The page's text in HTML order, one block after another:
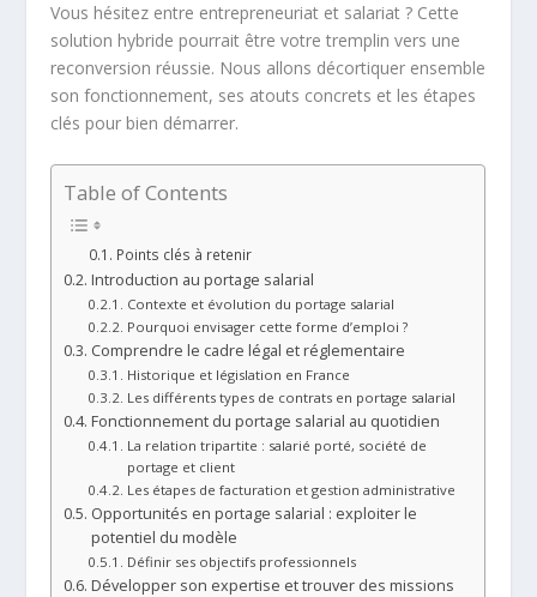
Vous hésitez entre entrepreneuriat et salariat ? Cette
solution hybride pourrait être votre tremplin vers une
reconversion réussie. Nous allons décortiquer ensemble
son fonctionnement, ses atouts concrets et les étapes
clés pour bien démarrer.
Table of Contents
Points clés à retenir
Introduction au portage salarial
Contexte et évolution du portage salarial
Pourquoi envisager cette forme d’emploi ?
Comprendre le cadre légal et réglementaire
Historique et législation en France
Les différents types de contrats en portage salarial
Fonctionnement du portage salarial au quotidien
La relation tripartite : salarié porté, société de
portage et client
Les étapes de facturation et gestion administrative
Opportunités en portage salarial : exploiter le
potentiel du modèle
Définir ses objectifs professionnels
Développer son expertise et trouver des missions